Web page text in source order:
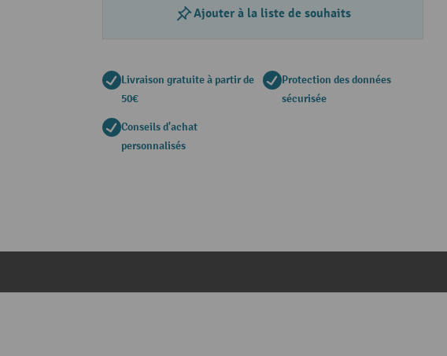
Ajouter à la liste de souhaits
Livraison gratuite à partir de
50€
Protection des données
sécurisée
Conseils d'achat
personnalisés